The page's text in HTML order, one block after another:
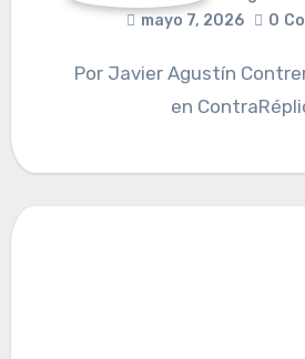
mayo 7, 2026
0
Por Javier Agustín Contreras. Publicado
en